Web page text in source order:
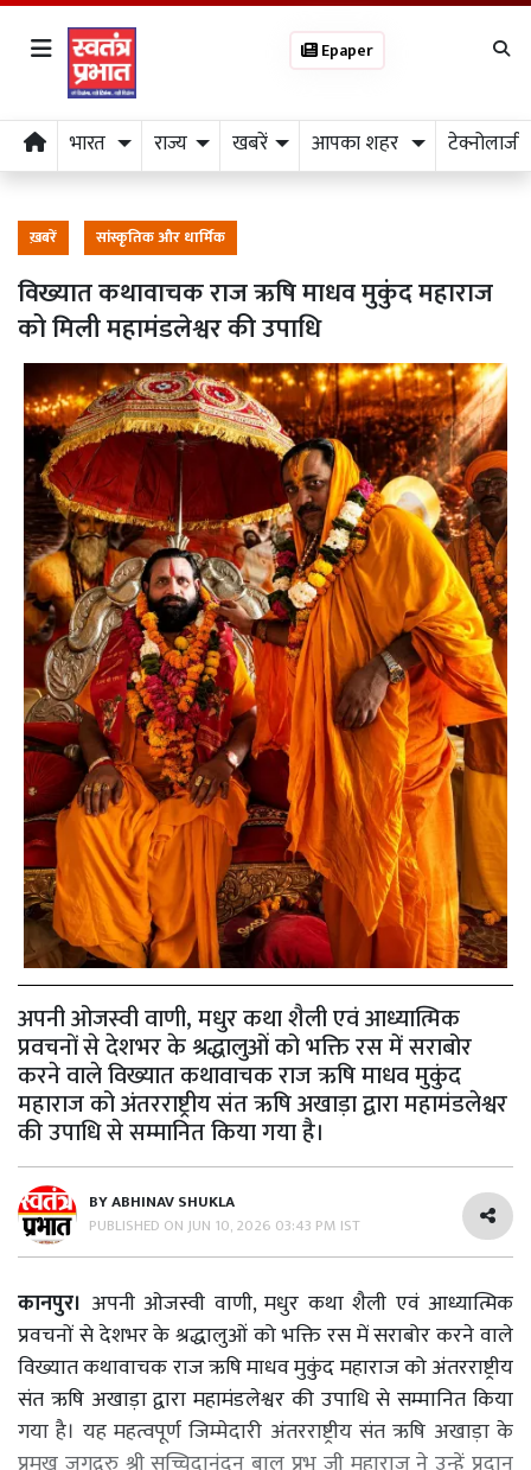
Epaper
भारत राज्य खबरें आपका शहर टेक्नोलाजी
ख़बरें सांस्कृतिक और धार्मिक
विख्यात कथावाचक राज ऋषि माधव मुकुंद महाराज
को मिली महामंडलेश्वर की उपाधि
अपनी ओजस्वी वाणी, मधुर कथा शैली एवं आध्यात्मिक
प्रवचनों से देशभर के श्रद्धालुओं को भक्ति रस में सराबोर
करने वाले विख्यात कथावाचक राज ऋषि माधव मुकुंद
महाराज को अंतरराष्ट्रीय संत ऋषि अखाड़ा द्वारा महामंडलेश्वर
की उपाधि से सम्मानित किया गया है।
BYABHINAV SHUKLA
PUBLISHED ONJUN 10, 2026 03:43 PM IST
कानपुर। अपनी ओजस्वी वाणी, मधुर कथा शैली एवं आध्यात्मिक
प्रवचनों से देशभर के श्रद्धालुओं को भक्ति रस में सराबोर करने वाले
विख्यात कथावाचक राज ऋषि माधव मुकुंद महाराज को अंतरराष्ट्रीय
संत ऋषि अखाड़ा द्वारा महामंडलेश्वर की उपाधि से सम्मानित किया
गया है। यह महत्वपूर्ण जिम्मेदारी अंतरराष्ट्रीय संत ऋषि अखाड़ा के